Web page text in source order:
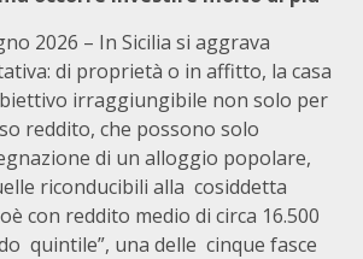
2026 – In Sicilia si aggrava
di proprietà o in affitto, la casa
irraggiungibile non solo per
reddito, che possono solo
di un alloggio popolare,
riconducibili alla cosiddetta
con reddito medio di circa 16.500
quintile”, una delle cinque fasce